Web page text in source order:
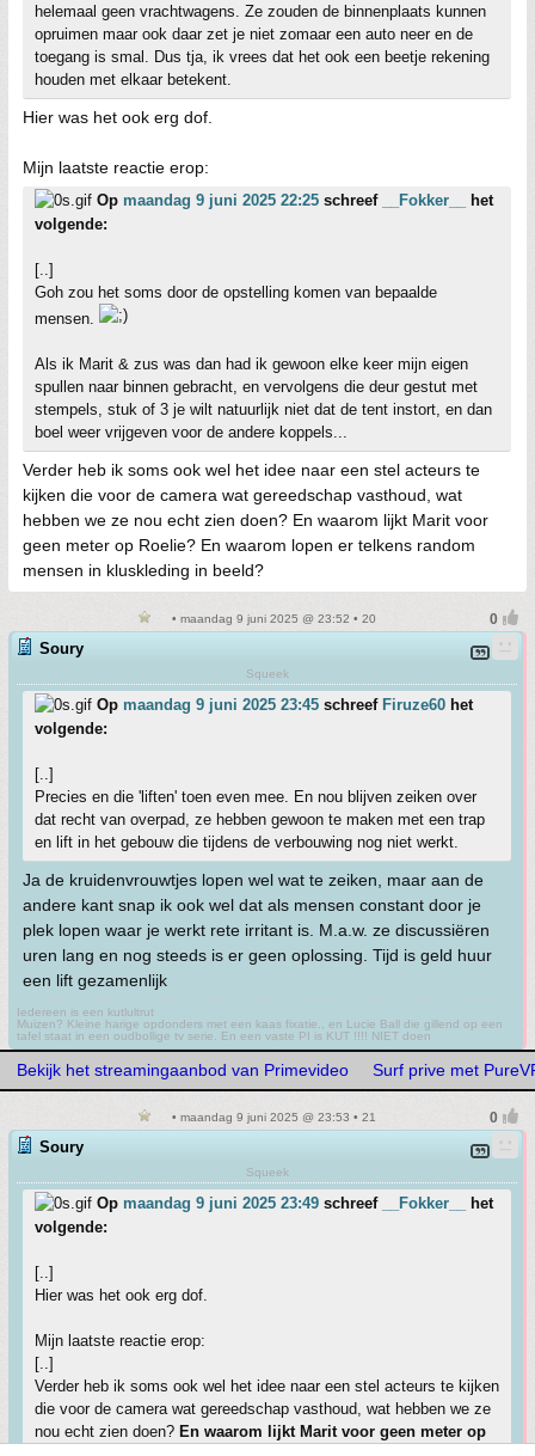
helemaal geen vrachtwagens. Ze zouden de binnenplaats kunnen
opruimen maar ook daar zet je niet zomaar een auto neer en de
toegang is smal. Dus tja, ik vrees dat het ook een beetje rekening
houden met elkaar betekent.
Hier was het ook erg dof.
Mijn laatste reactie erop:
Op maandag 9 juni 2025 22:25 schreef __Fokker__
het
volgende:
[..]
Goh zou het soms door de opstelling komen van bepaalde
mensen.
Als ik Marit & zus was dan had ik gewoon elke keer mijn eigen
spullen naar binnen gebracht, en vervolgens die deur gestut met
stempels, stuk of 3 je wilt natuurlijk niet dat de tent instort, en dan
boel weer vrijgeven voor de andere koppels...
Verder heb ik soms ook wel het idee naar een stel acteurs te
kijken die voor de camera wat gereedschap vasthoud, wat
hebben we ze nou echt zien doen? En waarom lijkt Marit voor
geen meter op Roelie? En waarom lopen er telkens random
mensen in kluskleding in beeld?
• maandag 9 juni 2025 @ 23:52 • 20
Soury
Squeek
Op maandag 9 juni 2025 23:45 schreef Firuze60 het
volgende:
[..]
Precies en die 'liften' toen even mee. En nou blijven zeiken over
dat recht van overpad, ze hebben gewoon te maken met een trap
en lift in het gebouw die tijdens de verbouwing nog niet werkt.
Ja de kruidenvrouwtjes lopen wel wat te zeiken, maar aan de
andere kant snap ik ook wel dat als mensen constant door je
plek lopen waar je werkt rete irritant is. M.a.w. ze discussiëren
uren lang en nog steeds is er geen oplossing. Tijd is geld huur
een lift gezamenlijk
Iedereen is een kutlultrut
Muizen? Kleine harige opdonders met een kaas fixatie., en Lucie Ball die gillend op een
tafel staat in een oudbollige tv serie. En een vaste PI is KUT !!!! NIET doen
Bekijk het streamingaanbod van Primevideo Surf prive met
• maandag 9 juni 2025 @ 23:53 • 21
Soury
Squeek
Op maandag 9 juni 2025 23:49 schreef __Fokker__
het
volgende:
[..]
Hier was het ook erg dof.
Mijn laatste reactie erop:
[..]
Verder heb ik soms ook wel het idee naar een stel acteurs te kijken
die voor de camera wat gereedschap vasthoud, wat hebben we ze
nou echt zien doen? En waarom lijkt Marit voor geen meter op